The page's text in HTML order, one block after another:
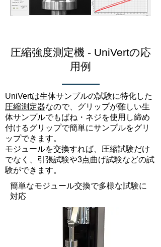
圧縮強度測定機 - UniVertの応
用例
UniVertは生体サンプルの試験に特化した
圧縮測定器なので、グリップが難しい生
体サンプルでもばね・ネジを使用し締め
付けるグリップで簡単にサンプルをグリ
ップできます。
モジュールを交換すれば、圧縮試験だけ
でなく、引張試験や3点曲げ試験などの試
験ができます。
簡単なモジュール交換で多様な試験に
対応